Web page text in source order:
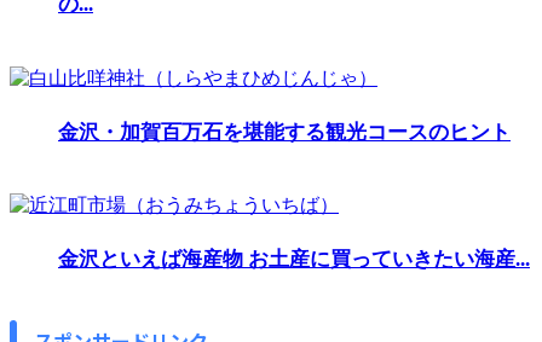
の...
金沢・加賀百万石を堪能する観光コースのヒント
金沢といえば海産物 お土産に買っていきたい海産...